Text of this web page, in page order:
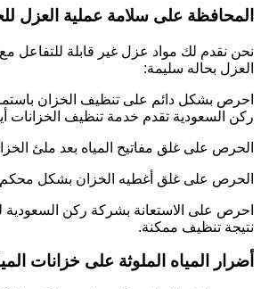
المحافظة على سلامة عملية العزل
نحن نقدم لك مواد عزل غير قابلة
العزل بحاله سليمة:
احرص بشكل دائم على تنظيف الخزان
ركن السعودية تقدم خدمة تنظيف الخزانات
الحرص على غلق مفاتيح المياه بعد ملئ
الحرص على غلق أغطيه الخزان بشكل محكم
احرص على الاستعانة بشركة ركن
نتيجة تنظيف ممكنة.
أضرار المياه الملوثة على خزانات